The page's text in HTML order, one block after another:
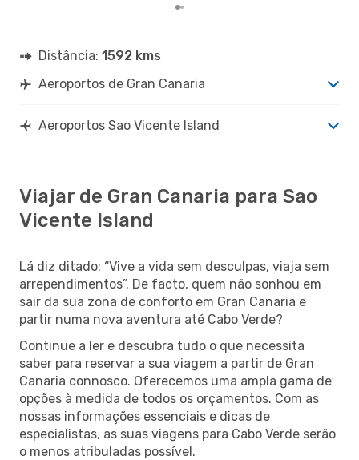
Distância: 1592 kms
Aeroportos de Gran Canaria
Aeroportos Sao Vicente Island
Viajar de Gran Canaria para Sao
Vicente Island
Lá diz ditado: “Vive a vida sem desculpas, viaja sem
arrependimentos”. De facto, quem não sonhou em
sair da sua zona de conforto em Gran Canaria e
partir numa nova aventura até Cabo Verde?
Continue a ler e descubra tudo o que necessita
saber para reservar a sua viagem a partir de Gran
Canaria connosco. Oferecemos uma ampla gama de
opções à medida de todos os orçamentos. Com as
nossas informações essenciais e dicas de
especialistas, as suas viagens para Cabo Verde serão
o menos atribuladas possível.